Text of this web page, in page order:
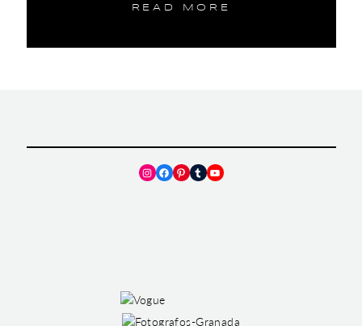
READ MORE
Instagram
Facebook
Pinterest
TumblrYouTube